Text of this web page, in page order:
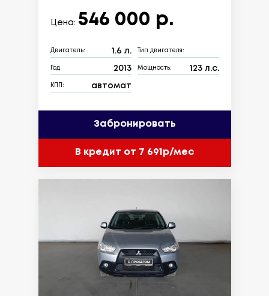
Цена: 546 000 р.
Двигатель: 1.6 л. Тип двигателя:
Год: 2013 Мощность: 123 л.с.
КПП: автомат
Забронировать
В кредит от 7 691р/мес